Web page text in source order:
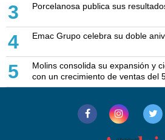
3 Porcelanosa publica sus
4 Emac Grupo celebra su doble
5
Molins consolida su expansión y
con un crecimiento de ventas del